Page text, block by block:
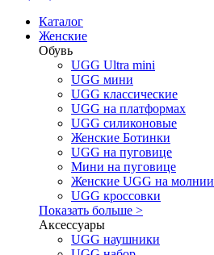
Каталог
Женские
Обувь
UGG Ultra mini
UGG мини
UGG классические
UGG на платформах
UGG силиконовые
Женские Ботинки
UGG на пуговице
Мини на пуговице
Женские UGG на молнии
UGG кроссовки
Показать больше >
Аксессуары
UGG наушники